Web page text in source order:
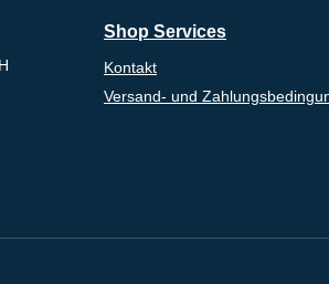
Shop Services
Kontakt
Versand- und